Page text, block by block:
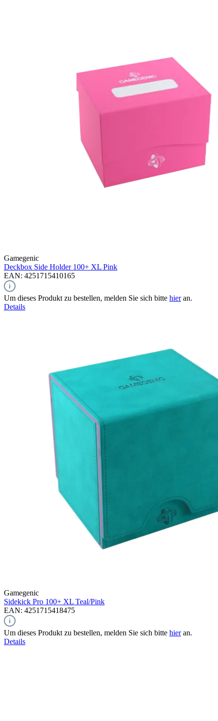
Gamegenic
Deckbox Side Holder 100+ XL Pink
EAN: 4251715410165
Um dieses Produkt zu bestellen, melden Sie sich bitte hieran.
Details
Gamegenic
Sidekick Pro 100+ XL Teal/Pink
EAN: 4251715418475
Um dieses Produkt zu bestellen, melden Sie sich bitte hieran.
Details